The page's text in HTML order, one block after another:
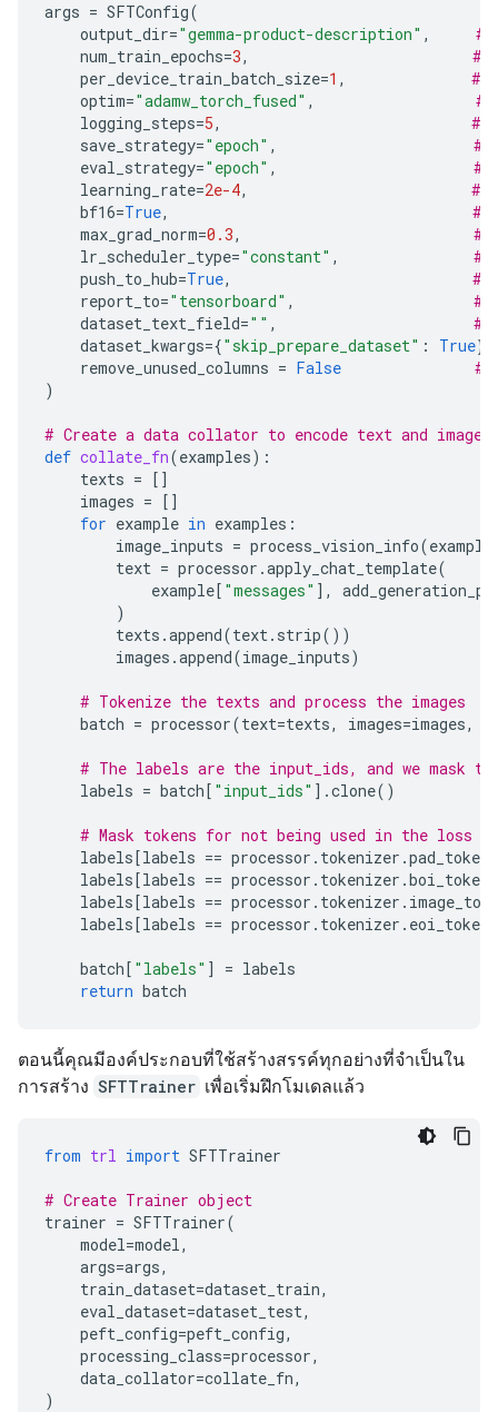
args = SFTConfig(
output_dir="gemma-product-description" ,
#
num_train_epochs=3,
#
per_device_train_batch_size=1 ,
#
optim="adamw_torch_fused" ,
#
logging_steps=5,
#
save_strategy="epoch" ,
#
eval_strategy="epoch" ,
#
learning_rate=2e-4,
#
bf16=True,
#
max_grad_norm=0.3,
#
lr_scheduler_type="constant" ,
#
push_to_hub=True,
#
report_to="tensorboard" ,
#
dataset_text_field="" ,
#
dataset_kwargs={"skip_prepare_dataset" : True},
remove_unused_columns = False
#
)
# Create a data collator to encode text and image
def collate_fn(examples):
texts = []
images = []
for example in examples :
image_inputs = process_vision_info(example
text = processor .apply_chat_template(
example[ "messages" ],
)
texts .append(text. strip())
images .append(image_inputs)
# Tokenize the texts and process the images
batch = processor(text=texts, images=images,
# The labels are the input_ids, and we mask
labels = batch[ "input_ids" ] .clone()
# Mask tokens for not being used in the loss
labels[labels == processor . tokenizer .
labels[labels == processor . tokenizer .
labels[labels == processor . tokenizer .
labels[labels == processor . tokenizer .
batch[ "labels" ] = labels
return batch
ตอนนี้คุณมีองค์ประกอบที่ใช้สร้างสรรค์ทุกอย่างที่จำเป็นใน
การสร้าง SFTTrainer เพื่อเริ่มฝึกโมเดลแล้ว
from trl import SFTTrainer
# Create Trainer object
trainer = SFTTrainer(
model=model,
args=args,
train_dataset=dataset_train,
eval_dataset=dataset_test,
peft_config=peft_config,
processing_class=processor,
data_collator=collate_fn,
)